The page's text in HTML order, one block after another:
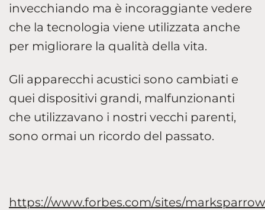
invecchiando ma è incoraggiante vedere
che la tecnologia viene utilizzata anche
per migliorare la qualità della vita.
Gli apparecchi acustici sono cambiati e
quei dispositivi grandi, malfunzionanti
che utilizzavano i nostri vecchi parenti,
sono ormai un ricordo del passato.
https://www.forbes.com/sites/